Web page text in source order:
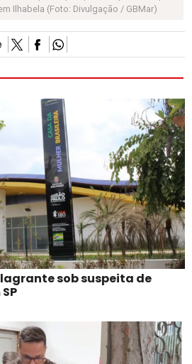
Ilhabela (Foto: Divulgação / GBMar)
sob suspeita de